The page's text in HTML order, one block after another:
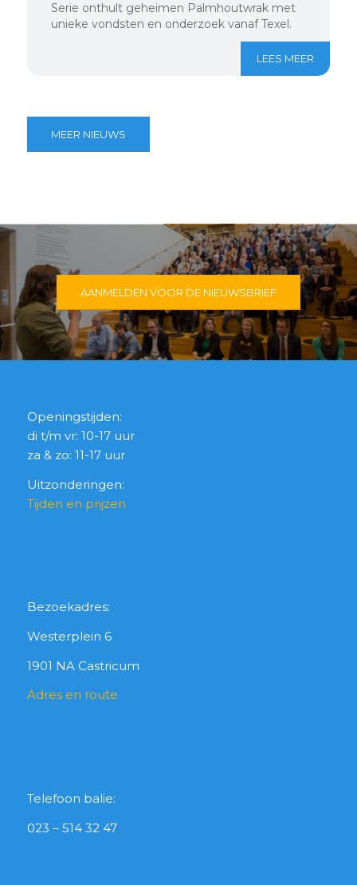
Serie onthult geheimen Palmhoutwrak met
unieke vondsten en onderzoek vanaf Texel.
LEES MEER
MEER NIEUWS
AANMELDEN VOOR DE NIEUWSBRIEF
Openingstijden:
di t/m vr: 10-17 uur
za & zo: 11-17 uur
Uitzonderingen:
Tijden en prijzen
Bezoekadres:
Westerplein 6
1901 NA Castricum
Adres en route
Telefoon balie:
023 – 514 32 47